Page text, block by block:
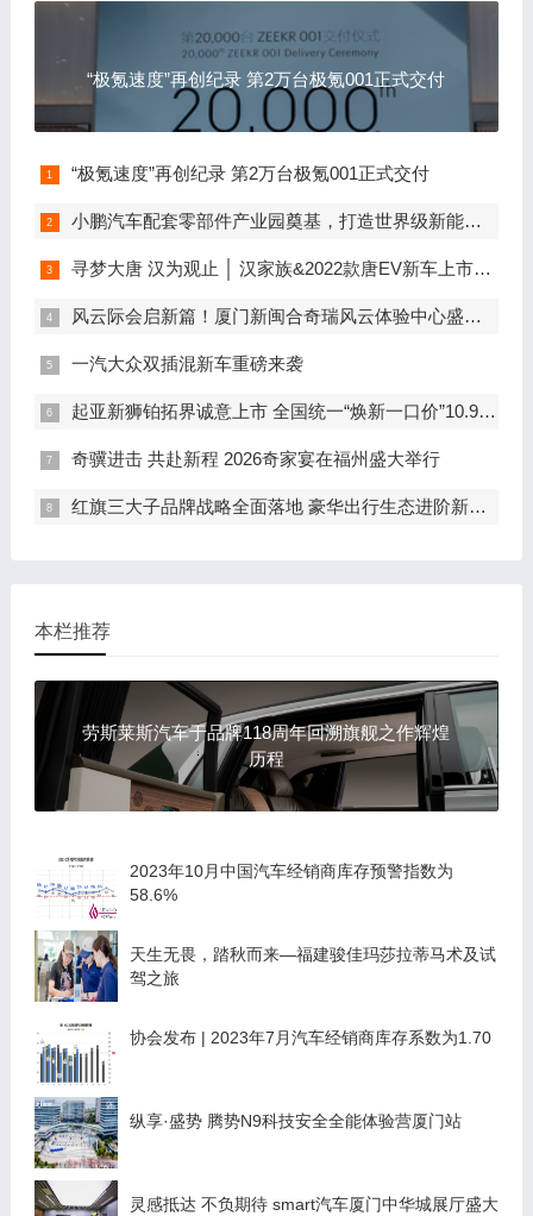
“极氪速度”再创纪录 第2万台极氪001正式交付
“极氪速度”再创纪录 第2万台极氪001正式交付
小鹏汽车配套零部件产业园奠基，打造世界级新能源智能汽车集群
寻梦大唐 汉为观止 │ 汉家族&2022款唐EV新车上市发布会，敬请期待！
风云际会启新篇！厦门新闽合奇瑞风云体验中心盛大开业
一汽大众双插混新车重磅来袭
起亚新狮铂拓界诚意上市 全国统一“焕新一口价”10.99万元起
奇骥进击 共赴新程 2026奇家宴在福州盛大举行
红旗三大子品牌战略全面落地 豪华出行生态进阶新篇章
本栏推荐
劳斯莱斯汽车于品牌118周年回溯旗舰之作辉煌
历程
2023年10月中国汽车经销商库存预警指数为
58.6%
天生无畏，踏秋而来—福建骏佳玛莎拉蒂马术及试
驾之旅
协会发布 | 2023年7月汽车经销商库存系数为1.70
纵享·盛势 腾势N9科技安全全能体验营厦门站
灵感抵达 不负期待 smart汽车厦门中华城展厅盛大